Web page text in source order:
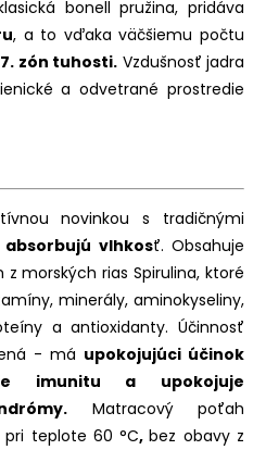
bonell pružina, pridáva
, a to vďaka väčšiemu počtu
7. zón tuhosti. Vzdušnosť jadra
a odvetrané prostredie
novinkou s tradičnými
vlhkosť. Obsahuje
morských rias Spirulina, ktoré
minerály, aminokyseliny,
a antioxidanty. Účinnosť
- má upokojujúci účinok
imunitu a upokojuje
Matracový poťah
teplote 60 °C,bez obavy z